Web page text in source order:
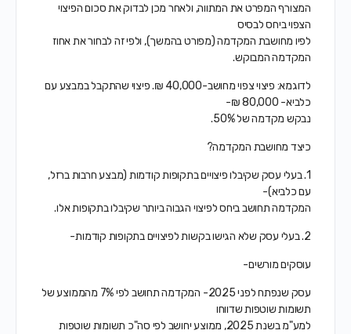
המצורף המפרט את המתווה, ולאחר מכן לבדוק את סכום הפיצוי
הצפוי ביחס לבסיס
לפיו מחושבת המקדמה (מפורט בהמשך), ולפי זה לבחור את אחוז
המקדמה המבוקש.
לדוגמא: פיצוי צפוי מחושב-40,000 ₪. פיצוי שהתקבל במבצע עם
כלביא- 80,000 ₪-
נבקש מקדמה של 50%.
כיצד מחושבת המקדמה?
1. בעלי עסק שקיבלו פיצויים בתקופות קודמות (מבצע חרבות ברזל,
עם כלביא)-
המקדמה תחושב ביחס לפיצוי הגבוה ביותר שקיבלו בתקופות אלו.
2. בעלי עסק שלא הגישו בקשות לפיצויים בתקופות קודמות-
עוסקים מורשים-
עסק שנפתח לפני 2025- המקדמה תחושב לפי 7% מהממוצע של
תשומות שוטפות שדווחו
למע"מ בשנת 2025, ממוצע יחושב לפי סה"כ תשומות שוטפות